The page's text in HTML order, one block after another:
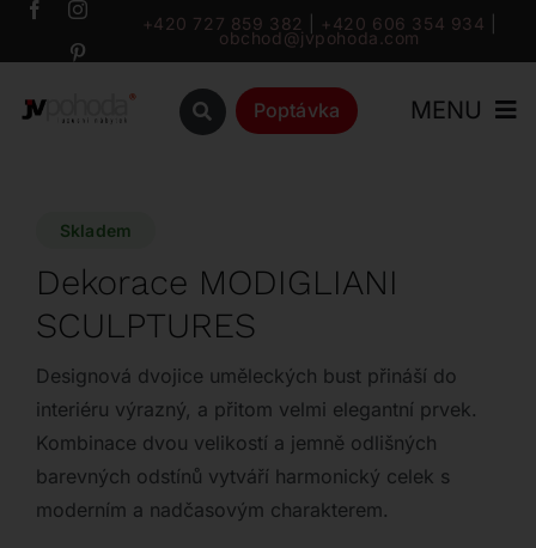
Přeskočit
+420 727 859 382 +420 606 354 934
obchod@jvpohoda.com
Poptávka MENU
Katalog
Značky
Outlet
Skladem
Dekorace MODIGLIANI
SCULPTURES
Designová dvojice uměleckých bust přináší do
interiéru výrazný, a přitom velmi elegantní prvek.
Kombinace dvou velikostí a jemně odlišných
barevných odstínů vytváří harmonický celek s
moderním a nadčasovým charakterem.